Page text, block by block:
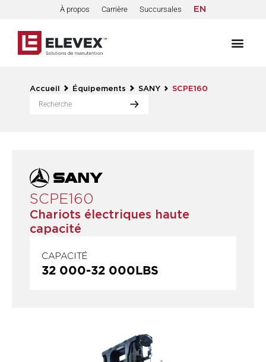
À propos Carrière Succursales EN
Accueil Équipements SANY SCPE160
SCPE160
Chariots électriques haute
capacité
CAPACITÉ
32 000-32 000LBS